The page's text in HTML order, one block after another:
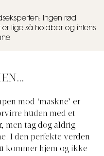
Ingen rød
er lige så holdbar og intens
mod ‘maskne’ er
huden med et
men tag dog aldrig
I den perfekte verden
kommer hjem og ikke